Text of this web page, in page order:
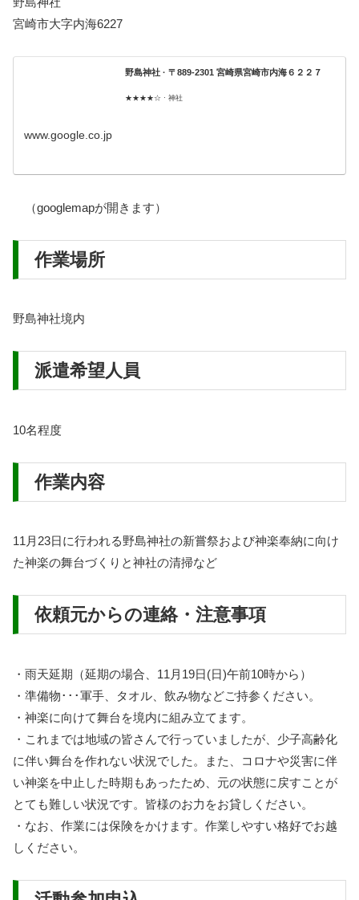
宮崎市大字内海6227
野島神社 · 〒889-2301 宮崎県宮崎市内海６２２７
★★★★☆ · 神社
www.google.co.jp
（googlemapが開きます）
作業場所
野島神社境内
派遣希望人員
10名程度
作業内容
11月23日に行われる野島神社の新嘗祭および神楽奉納に向け
た神楽の舞台づくりと神社の清掃など
依頼元からの連絡・注意事項
・雨天延期（延期の場合、11月19日(日)午前10時から）
・準備物･･･軍手、タオル、飲み物などご持参ください。
・神楽に向けて舞台を境内に組み立てます。
・これまでは地域の皆さんで行っていましたが、少子高齢化
に伴い舞台を作れない状況でした。また、コロナや災害に伴
い神楽を中止した時期もあったため、元の状態に戻すことが
とても難しい状況です。皆様のお力をお貸しください。
・なお、作業には保険をかけます。作業しやすい格好でお越
しください。